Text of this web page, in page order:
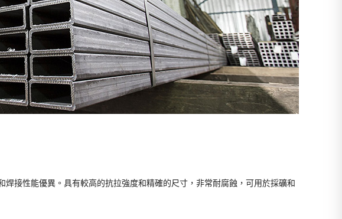
焊接性能優異。具有較高的抗拉強度和精確的尺寸，非常耐腐蝕，可用於採礦和